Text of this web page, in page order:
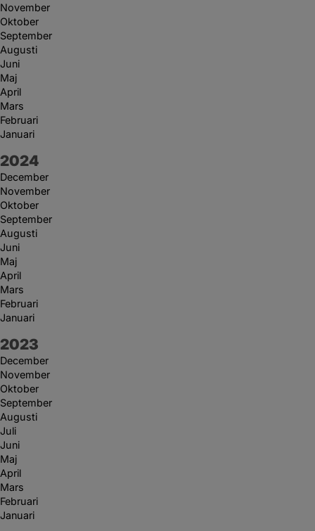
November
Oktober
September
Augusti
Juni
Maj
April
Mars
Februari
Januari
År:
2024
December
November
Oktober
September
Augusti
Juni
Maj
April
Mars
Februari
Januari
År:
2023
December
November
Oktober
September
Augusti
Juli
Juni
Maj
April
Mars
Februari
Januari